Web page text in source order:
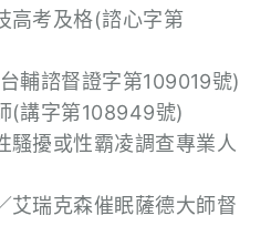
高考及格(諮心字第
輔諮督證字第109019號)
(講字第108949號)
騷擾或性霸凌調查專業人
艾瑞克森催眠薩德大師督